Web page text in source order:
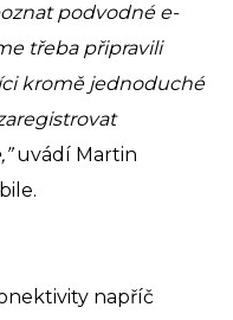
podvodné e-
třeba připravili
kromě jednoduché
uvádí Martin
napříč